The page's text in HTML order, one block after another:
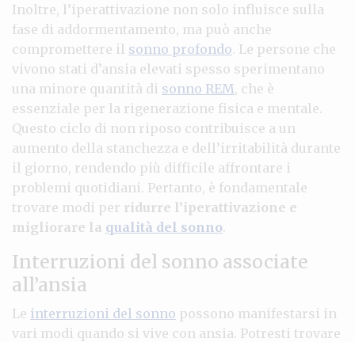
Inoltre, l’iperattivazione non solo influisce sulla
fase di addormentamento, ma può anche
compromettere il sonno profondo. Le persone che
vivono stati d’ansia elevati spesso sperimentano
una minore quantità di sonno REM, che è
essenziale per la rigenerazione fisica e mentale.
Questo ciclo di non riposo contribuisce a un
aumento della stanchezza e dell’irritabilità durante
il giorno, rendendo più difficile affrontare i
problemi quotidiani. Pertanto, è fondamentale
trovare modi per ridurre l’iperattivazione e
migliorare la qualità del sonno.
Interruzioni del sonno associate
all’ansia
Le interruzioni del sonno possono manifestarsi in
vari modi quando si vive con ansia. Potresti trovare